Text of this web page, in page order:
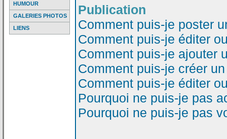
HUMOUR
GALERIES PHOTOS
LIENS
Publication
Comment puis-je poster
Comment puis-je éditer
Comment puis-je ajouter
Comment puis-je créer
Comment puis-je éditer
Pourquoi ne puis-je pas
Pourquoi ne puis-je pas